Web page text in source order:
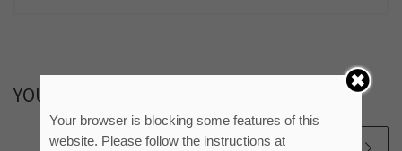
YOU MAY ALSO LIKE
Your browser is blocking some features of this
website. Please follow the instructions at